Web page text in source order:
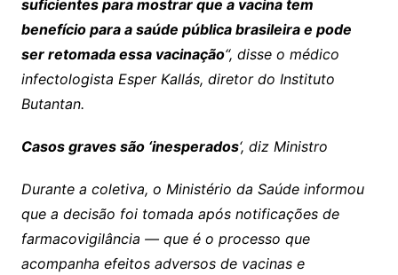
suficientes para mostrar que a vacina tem
benefício para a saúde pública brasileira e pode
ser retomada essa vacinação“, disse o médico
infectologista Esper Kallás, diretor do Instituto
Butantan.
Casos graves são ‘inesperados‘, diz Ministro
Durante a coletiva, o Ministério da Saúde informou
que a decisão foi tomada após notificações de
farmacovigilância — que é o processo que
acompanha efeitos adversos de vacinas e